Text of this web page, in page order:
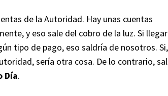
de la Autoridad. Hay unas cuentas
y eso sale del cobro de la luz. Si
tipo de pago, eso saldría de nosotros. Si,
sería otra cosa. De lo contrario,
Día.